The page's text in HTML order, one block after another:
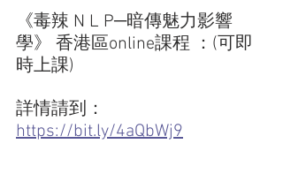
《毒辣 N L P─暗傳魅力影響
學》 香港區online課程 ：(可即
時上課)
詳情請到：
https://bit.ly/4aQbWj9